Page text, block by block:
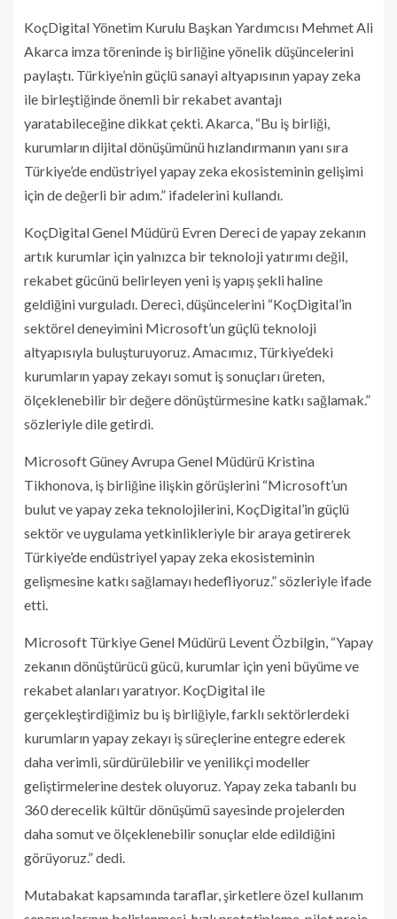
KoçDigital Yönetim Kurulu Başkan Yardımcısı Mehmet Ali
Akarca imza töreninde iş birliğine yönelik düşüncelerini
paylaştı. Türkiye’nin güçlü sanayi altyapısının yapay zeka
ile birleştiğinde önemli bir rekabet avantajı
yaratabileceğine dikkat çekti. Akarca, “Bu iş birliği,
kurumların dijital dönüşümünü hızlandırmanın yanı sıra
Türkiye’de endüstriyel yapay zeka ekosisteminin gelişimi
için de değerli bir adım.” ifadelerini kullandı.
KoçDigital Genel Müdürü Evren Dereci de yapay zekanın
artık kurumlar için yalnızca bir teknoloji yatırımı değil,
rekabet gücünü belirleyen yeni iş yapış şekli haline
geldiğini vurguladı. Dereci, düşüncelerini “KoçDigital’in
sektörel deneyimini Microsoft’un güçlü teknoloji
altyapısıyla buluşturuyoruz. Amacımız, Türkiye’deki
kurumların yapay zekayı somut iş sonuçları üreten,
ölçeklenebilir bir değere dönüştürmesine katkı sağlamak.”
sözleriyle dile getirdi.
Microsoft Güney Avrupa Genel Müdürü Kristina
Tikhonova, iş birliğine ilişkin görüşlerini “Microsoft’un
bulut ve yapay zeka teknolojilerini, KoçDigital’in güçlü
sektör ve uygulama yetkinlikleriyle bir araya getirerek
Türkiye’de endüstriyel yapay zeka ekosisteminin
gelişmesine katkı sağlamayı hedefliyoruz.” sözleriyle ifade
etti.
Microsoft Türkiye Genel Müdürü Levent Özbilgin, “Yapay
zekanın dönüştürücü gücü, kurumlar için yeni büyüme ve
rekabet alanları yaratıyor. KoçDigital ile
gerçekleştirdiğimiz bu iş birliğiyle, farklı sektörlerdeki
kurumların yapay zekayı iş süreçlerine entegre ederek
daha verimli, sürdürülebilir ve yenilikçi modeller
geliştirmelerine destek oluyoruz. Yapay zeka tabanlı bu
360 derecelik kültür dönüşümü sayesinde projelerden
daha somut ve ölçeklenebilir sonuçlar elde edildiğini
görüyoruz.” dedi.
Mutabakat kapsamında taraflar, şirketlere özel kullanım